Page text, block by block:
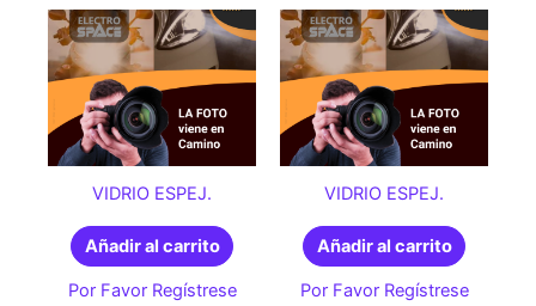
VIDRIO ESPEJ.
Añadir al carrito
Por Favor Regístrese
VIDRIO ESPEJ.
Añadir al carrito
Por Favor Regístrese